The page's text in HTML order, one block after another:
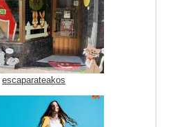
escaparateakos